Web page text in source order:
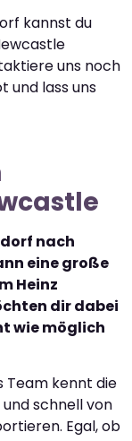
kannst du
uns noch
und lass uns
nach
eine große
Heinz
dir dabei
wie möglich
Team kennt die
schnell von
Egal, ob